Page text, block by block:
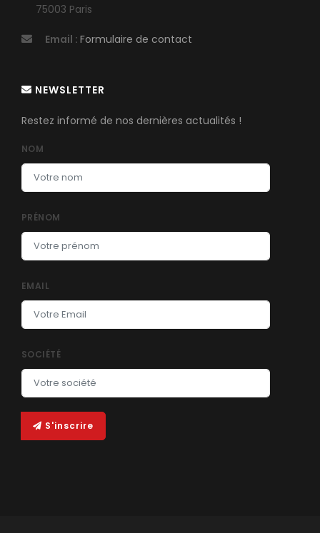
75003 Paris
Email : Formulaire de contact
NEWSLETTER
Restez informé de nos dernières actualités !
NOM
PRÉNOM
EMAIL
SOCIÉTÉ
S'inscrire